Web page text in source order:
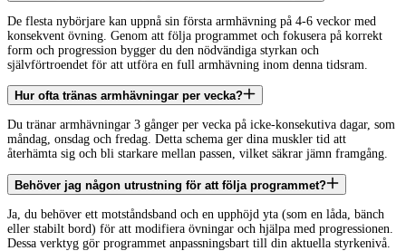
De flesta nybörjare kan uppnå sin första armhävning på 4-6 veckor med
konsekvent övning. Genom att följa programmet och fokusera på korrekt
form och progression bygger du den nödvändiga styrkan och
självförtroendet för att utföra en full armhävning inom denna tidsram.
Hur ofta tränas armhävningar per vecka?
Du tränar armhävningar 3 gånger per vecka på icke-konsekutiva dagar, som
måndag, onsdag och fredag. Detta schema ger dina muskler tid att
återhämta sig och bli starkare mellan passen, vilket säkrar jämn framgång.
Behöver jag någon utrustning för att följa programmet?
Ja, du behöver ett motståndsband och en upphöjd yta (som en låda, bänch
eller stabilt bord) för att modifiera övningar och hjälpa med progressionen.
Dessa verktyg gör programmet anpassningsbart till din aktuella styrkenivå.